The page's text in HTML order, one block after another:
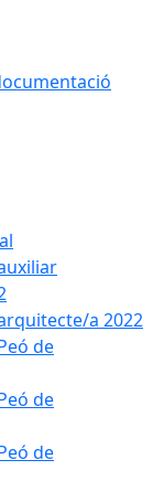
a 2022
de
de
de